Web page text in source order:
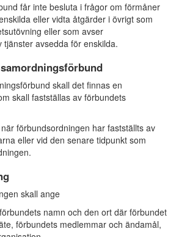
får inte besluta i frågor om förmåner
eller vidta åtgärder i övrigt som
eller som avser
tjänster avsedda för enskilda.
skall det finnas en
skall fastställas av förbundets
förbundsordningen har fastställts av
eller vid den senare tidpunkt som
skall ange
namn och den ort där förbundet
förbundets medlemmar och ändamål,